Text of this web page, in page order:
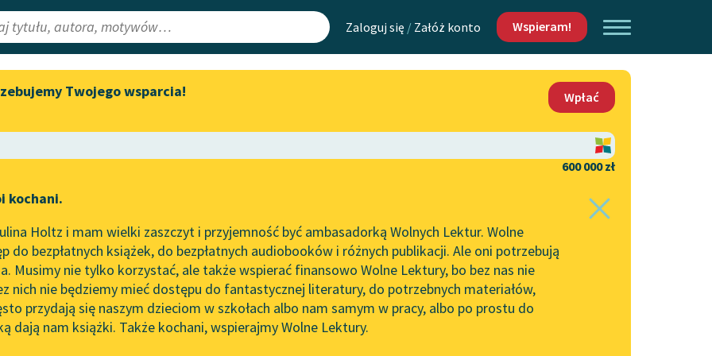
Zaloguj się / Załóż konto Wspieram!
Lektury
redakcyjne
Aktualności
„Prokurator Alicja Horn” do
literatury skandynawskiej
Spotkanie z Katarzyną Tunkiel
w Oslo
102. lata temu zmarł Joseph
Conrad
Mapa Wolnych Lektur
Leśmianator
API
OAI-PMH
Widget Wolnych Lektur
Kontakt
O projekcie
Zasady wykorzystania
Wolnych Lektur
Logotypy
Materiały promocyjne
Twojego wsparcia!
Wpłać
600 000 zł
kochani.
Holtz i mam wielki zaszczyt i przyjemność być ambasadorką Wolnych Lektur. Wolne
do bezpłatnych książek, do bezpłatnych audiobooków i różnych publikacji. Ale oni potrzebują
Musimy nie tylko korzystać, ale także wspierać finansowo Wolne Lektury, bo bez nas nie
nich nie będziemy mieć dostępu do fantastycznej literatury, do potrzebnych materiałów,
przydają się naszym dzieciom w szkołach albo nam samym w pracy, albo po prostu do
dają nam książki. Także kochani, wspierajmy Wolne Lektury.
✖ Baśń✖